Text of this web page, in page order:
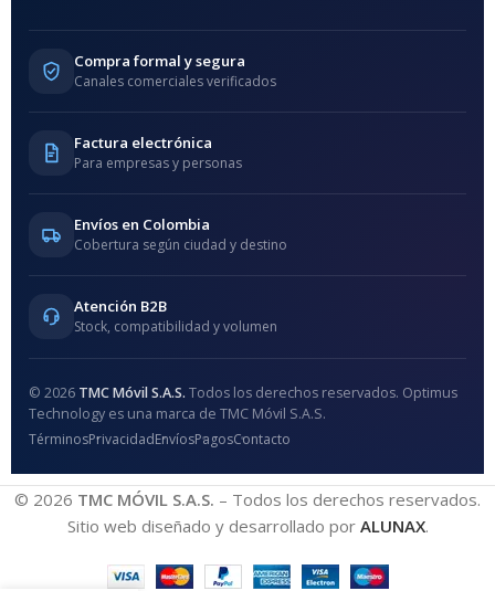
Compra formal y segura
Canales comerciales verificados
Factura electrónica
Para empresas y personas
Envíos en Colombia
Cobertura según ciudad y destino
Atención B2B
Stock, compatibilidad y volumen
© 2026 TMC Móvil S.A.S. Todos los derechos reservados. Optimus
Technology es una marca de TMC Móvil S.A.S.
TérminosPrivacidadEnvíosPagosContacto
© 2026 TMC MÓVIL S.A.S. – Todos los derechos reservados.
Sitio web diseñado y desarrollado por ALUNAX.